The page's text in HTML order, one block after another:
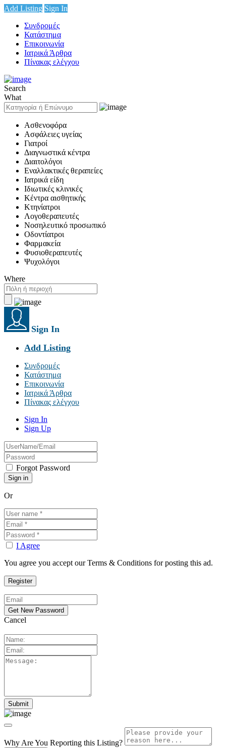
Add Listing Sign In
Συνδρομές
Κατάστημα
Επικοινωνία
Ιατρικά Άρθρα
Πίνακας ελέγχου
Search
What
Ασθενοφόρα
Ασφάλειες υγείας
Γιατροί
Διαγνωστικά κέντρα
Διαιτολόγοι
Εναλλακτικές θεραπείες
Ιατρικά είδη
Ιδιωτικές κλινικές
Κέντρα αισθητικής
Κτηνίατροι
Λογοθεραπευτές
Νοσηλευτικό προσωπικό
Οδοντίατροι
Φαρμακεία
Φυσιοθεραπευτές
Ψυχολόγοι
Where
Sign In
Add Listing
Συνδρομές
Κατάστημα
Επικοινωνία
Ιατρικά Άρθρα
Πίνακας ελέγχου
Sign In
Sign Up
Forgot Password
Or
I Agree
You agree you accept our Terms & Conditions for posting this ad.
Cancel
Why Are You Reporting this Listing?